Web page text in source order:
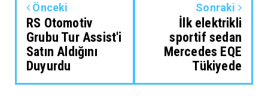
Önceki
RS Otomotiv
Grubu Tur Assist'i
Satın Aldığını
Duyurdu
Sonraki
İlk elektrikli
sportif sedan
Mercedes EQE
Tükiyede